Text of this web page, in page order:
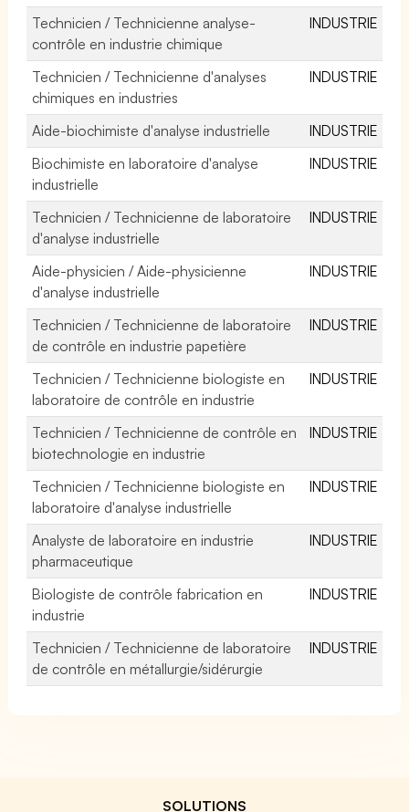
Technicien / Technicienne analyse-
contrôle en industrie chimique
INDUSTRIE
Technicien / Technicienne d'analyses
chimiques en industries
INDUSTRIE
Aide-biochimiste d'analyse industrielle
INDUSTRIE
Biochimiste en laboratoire d'analyse
industrielle
INDUSTRIE
Technicien / Technicienne de laboratoire
d'analyse industrielle
INDUSTRIE
Aide-physicien / Aide-physicienne
d'analyse industrielle
INDUSTRIE
Technicien / Technicienne de laboratoire
de contrôle en industrie papetière
INDUSTRIE
Technicien / Technicienne biologiste en
laboratoire de contrôle en industrie
INDUSTRIE
Technicien / Technicienne de contrôle en
biotechnologie en industrie
INDUSTRIE
Technicien / Technicienne biologiste en
laboratoire d'analyse industrielle
INDUSTRIE
Analyste de laboratoire en industrie
pharmaceutique
INDUSTRIE
Biologiste de contrôle fabrication en
industrie
INDUSTRIE
Technicien / Technicienne de laboratoire
de contrôle en métallurgie/sidérurgie
INDUSTRIE
SOLUTIONS